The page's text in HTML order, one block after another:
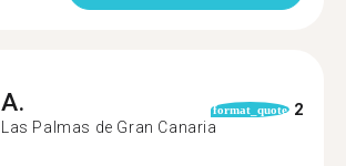
A.
Las Palmas de Gran Canaria
format_quote 2